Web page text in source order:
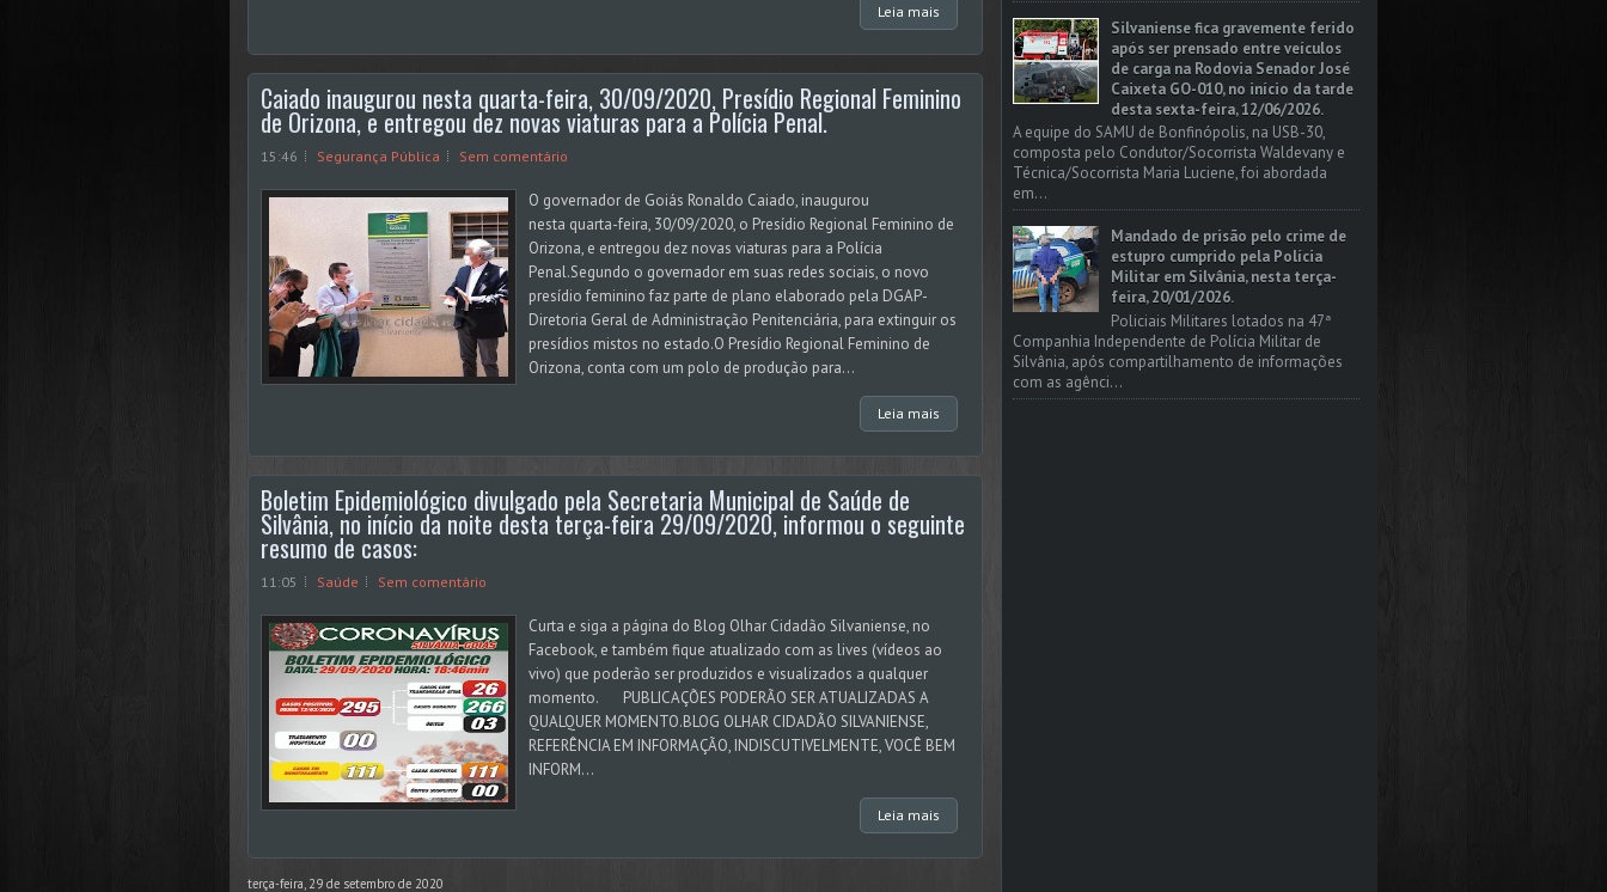
Leia mais
Caiado inaugurou nesta quarta-feira, 30/09/2020, Presídio Regional Feminino
de Orizona, e entregou dez novas viaturas para a Polícia Penal.
15:46 Segurança Pública Sem comentário
O governador de Goiás Ronaldo Caiado, inaugurou
nesta quarta-feira, 30/09/2020, o Presídio Regional Feminino de
Orizona, e entregou dez novas viaturas para a Polícia
Penal.Segundo o governador em suas redes sociais, o novo
presídio feminino faz parte de plano elaborado pela DGAP-
Diretoria Geral de Administração Penitenciária, para extinguir os
presídios mistos no estado.O Presídio Regional Feminino de
Orizona, conta com um polo de produção para...
Leia mais
Boletim Epidemiológico divulgado pela Secretaria Municipal de Saúde de
Silvânia, no início da noite desta terça-feira 29/09/2020, informou o seguinte
resumo de casos:
11:05 Saúde Sem comentário
Curta e siga a página do Blog Olhar Cidadão Silvaniense, no
Facebook, e também fique atualizado com as lives (vídeos ao
vivo) que poderão ser produzidos e visualizados a qualquer
momento. PUBLICAÇÕES PODERÃO SER ATUALIZADAS A
QUALQUER MOMENTO.BLOG OLHAR CIDADÃO SILVANIENSE,
REFERÊNCIA EM INFORMAÇÃO, INDISCUTIVELMENTE, VOCÊ BEM
INFORM...
Leia mais
terça-feira, 29 de setembro de 2020
Silvaniense fica gravemente ferido
após ser prensado entre veículos
de carga na Rodovia Senador José
Caixeta GO-010, no início da tarde
desta sexta-feira, 12/06/2026.
A equipe do SAMU de Bonfinópolis, na USB-30,
composta pelo Condutor/Socorrista Waldevany e
Técnica/Socorrista Maria Luciene, foi abordada
em...
Mandado de prisão pelo crime de
estupro cumprido pela Polícia
Militar em Silvânia, nesta terça-
feira, 20/01/2026.
Policiais Militares lotados na 47ª
Companhia Independente de Polícia Militar de
Silvânia, após compartilhamento de informações
com as agênci...